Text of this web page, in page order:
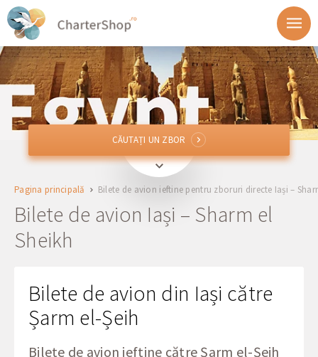
IASIași, România
Spre
Plecare
1 + 0 + 0
CĂUTAȚI UN ZBOR
CĂUTAȚI UN ZBOR
Pagina principală Bilete de avion ieftine pentru zboruri directe Iași –
Bilete de avion Iași – Sharm el
Sheikh
Bilete de avion din Iași către
Șarm el-Șeih
Bilete de avion ieftine către Șarm el-Șeih